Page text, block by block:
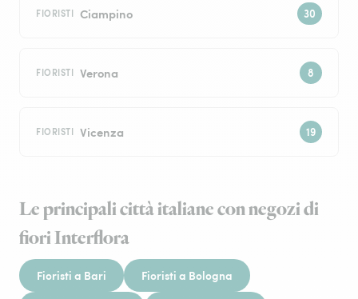
FIORISTI Ciampino
FIORISTI Verona
FIORISTI Vicenza
Le principali città italiane con negozi di
fiori Interflora
Fioristi a Bari Fioristi a Bologna